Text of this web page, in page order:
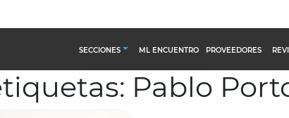
SECCIONES
Abastecimiento y compras
ML ENCUENTRO PROVEEDORES
Pablo